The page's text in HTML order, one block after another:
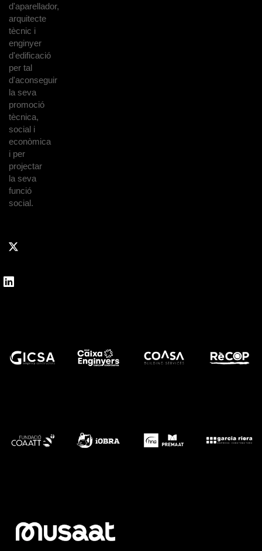
d'aparellador,
arquitecte
tècnic i
enginyer
d'edificació
per tal
d'aconseguir
la seva
promoció
tècnica,
social i
econòmica
i per
projectar
la seva
funció
social.